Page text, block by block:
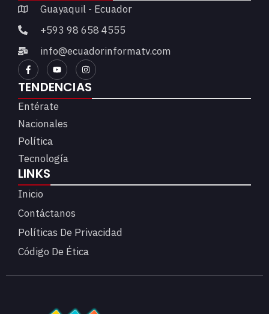
Guayaquil - Ecuador
+593 98 658 4555
info@ecuadorinformatv.com
TENDENCIAS
Entérate
Nacionales
Política
Tecnología
LINKS
Inicio
Contáctanos
Políticas De Privacidad
Código De Ética